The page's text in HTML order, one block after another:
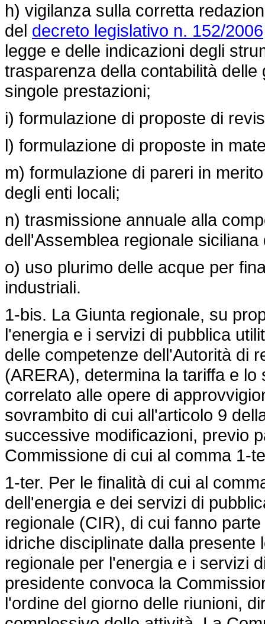
h) vigilanza sulla corretta
del decreto legislativo n. 152/2006
legge e delle indicazioni degli
trasparenza della contabilità
singole prestazioni;
i) formulazione di proposte di
l) formulazione di proposte in
m) formulazione di pareri in
degli enti locali;
n) trasmissione annuale alla
dell'Assemblea regionale
o) uso plurimo delle acque per
industriali.
1-bis. La Giunta regionale, su
l'energia e i servizi di pubblica
delle competenze dell'Autorità di
(ARERA), determina la tariffa e
correlato alle opere di
sovrambito di cui all'articolo 9
successive modificazioni, previo
Commissione di cui al comma 1-
1-ter. Per le finalità di cui al
dell'energia e dei servizi di
regionale (CIR), di cui fanno
idriche disciplinate dalla
regionale per l'energia e i servizi
presidente convoca la
l'ordine del giorno delle riunioni,